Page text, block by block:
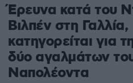
Έρευνα κατά του
Βιλπέν στη Γαλλία,
κατηγορείται για
δύο αγαλμάτων
Ναπολέοντα